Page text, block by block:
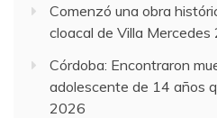
Comenzó una obra
cloacal de Villa Mercedes
Córdoba: Encontraron
adolescente de 14 años
2026